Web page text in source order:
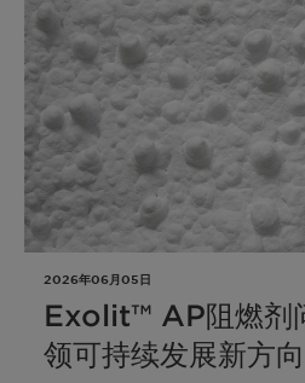
whose contributions are
catalysis and sustainable
2026年06月05日
Exolit™ AP阻燃剂
领可持续发展新方向